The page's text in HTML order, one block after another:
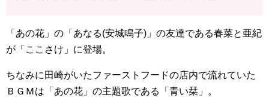
「あの花」の「あなる(安城鳴子)」の友達である春菜と亜紀
が「ここさけ」に登場。
ちなみに田崎がいたファーストフードの店内で流れていた
ＢＧＭは「あの花」の主題歌である「青い栞」。